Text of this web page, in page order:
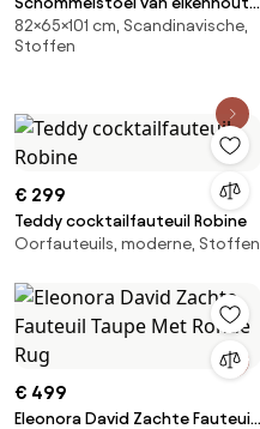
fineer en linnen, Dilma
82×65×101 cm, Scandinavische,
Stoffen
€ 299
Teddy cocktailfauteuil Robine
Oorfauteuils, moderne, Stoffen
€ 499
Eleonora David Zachte Fauteuil